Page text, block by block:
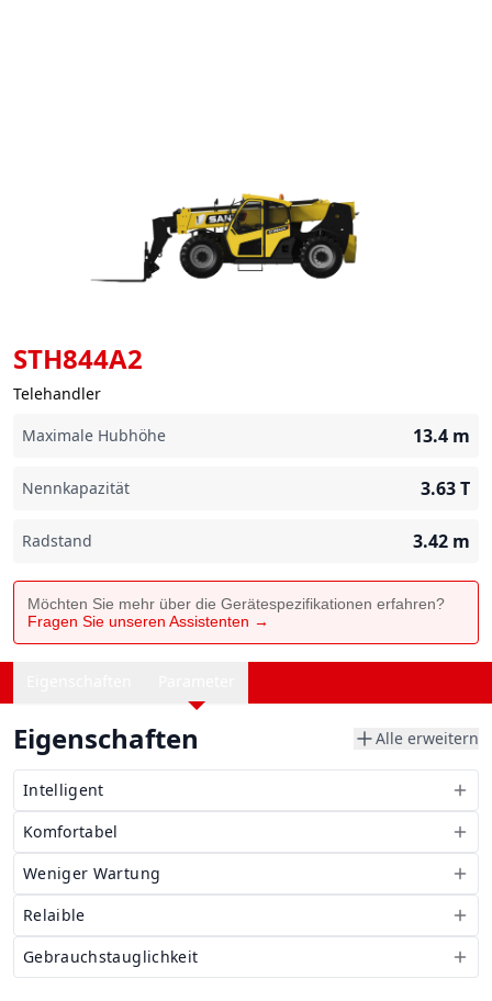
STH844A2
Telehandler
Maximale Hubhöhe
13.4 m
Nennkapazität 3.63T
Radstand 3.42 m
Möchten Sie mehr über die Gerätespezifikationen erfahren?
Fragen Sie unseren Assistenten →
Eigenschaften Alle erweitern
Intelligent
Komfortabel
Weniger Wartung
Relaible
Gebrauchstauglichkeit